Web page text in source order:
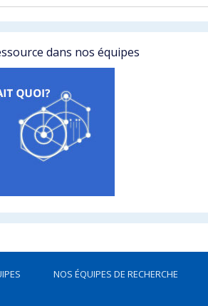
dans nos équipes
NOS ÉQUIPES DE RECHERCHE